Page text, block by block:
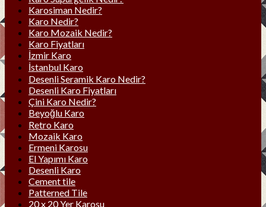
Karosiman Nedir?
Karo Nedir?
Karo Mozaik Nedir?
Karo Fiyatları
İzmir Karo
İstanbul Karo
Desenli Seramik Karo Nedir?
Desenli Karo Fiyatları
Çini Karo Nedir?
Beyoğlu Karo
Retro Karo
Mozaik Karo
Ermeni Karosu
El Yapımı Karo
Desenli Karo
Cement tile
Patterned Tile
20 x 20 Yer Karosu